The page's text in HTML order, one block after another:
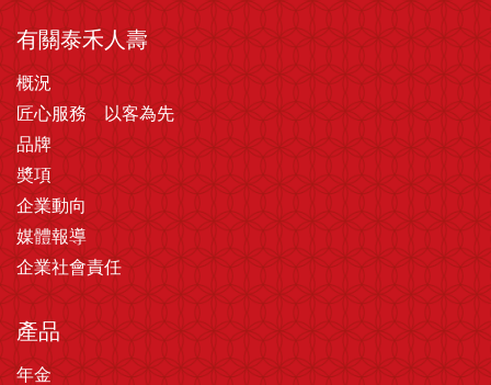
有關泰禾人壽
概況
匠心服務 以客為先
品牌
奬項
企業動向
媒體報導
企業社會責任
產品
年金